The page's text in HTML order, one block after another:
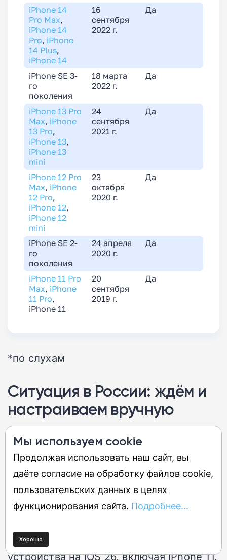
iPhone 14
Pro Max,
iPhone 14
Pro, iPhone
14 Plus,
iPhone 14
16
сентября
2022 г.
Да
iPhone SE 3-
го
поколения
18 марта
2022 г.
Да
iPhone 13 Pro
Max, iPhone
13 Pro,
iPhone 13,
iPhone 13
mini
24
сентября
2021 г.
Да
iPhone 12 Pro
Max, iPhone
12 Pro,
iPhone 12,
iPhone 12
mini
23
октября
2020 г.
Да
iPhone SE 2-
го
поколения
24 апреля
2020 г.
Да
iPhone 11 Pro
Max, iPhone
11 Pro,
iPhone 11
20
сентября
2019 г.
Да
*по слухам
Ситуация в России: ждём и
настраиваем вручную
Для российских пользователей iOS 27 —
это история в двух частях. Хорошая и не
очень.
Хорошая: бета для разработчиков
— осенью. Обновление получат все
устройства на iOS 26, включая iPhone 11.
Мы используем cookie
Продолжая использовать наш сайт, вы
даёте согласие на обработку файлов cookie,
пользовательских данных в целях
функционирования сайта. Подробнее...